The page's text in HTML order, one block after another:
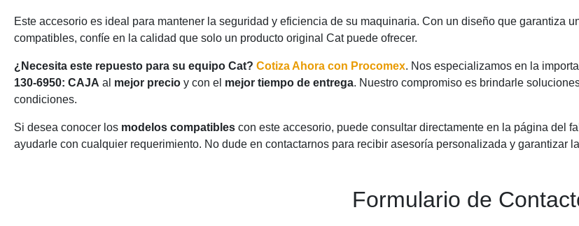
Este accesorio es ideal para mantener la seguridad y eficiencia de su maquinaria. Con un diseño que garantiza
compatibles, confíe en la calidad que solo un producto original Cat puede ofrecer.
¿Necesita este repuesto para su equipo Cat? Cotiza Ahora con Procomex. Nos especializamos en la
130-6950: CAJA al mejor precio y con el mejor tiempo de entrega. Nuestro compromiso es brindarle
condiciones.
Si desea conocer los modelos compatibles con este accesorio, puede consultar directamente en la página del
ayudarle con cualquier requerimiento. No dude en contactarnos para recibir asesoría personalizada y garantizar
Formulario de